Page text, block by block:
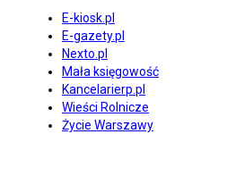
E-kiosk.pl
E-gazety.pl
Nexto.pl
Mała księgowość
Kancelarierp.pl
Wieści Rolnicze
Życie Warszawy